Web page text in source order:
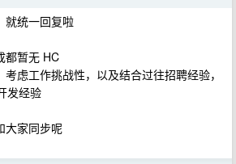
就统一回复啦
都暂无 HC
虑工作挑战性，以及结合过往招聘经验，
发经验
大家同步呢